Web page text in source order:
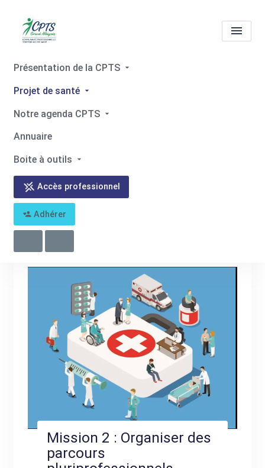
Présentation de la CPTS
Projet de santé
Notre agenda CPTS
Annuaire
Boite à outils
Accès professionnel
Adhérer
Missions
Organiser des parcours
Mission 2 : Organiser des
parcours